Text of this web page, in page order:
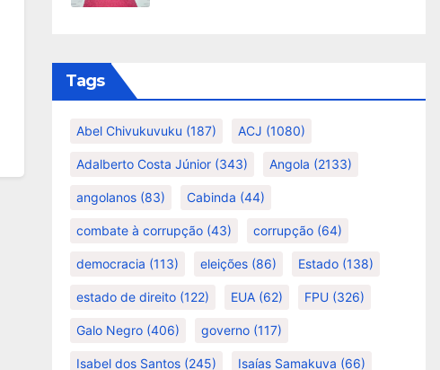
Tags
Abel Chivukuvuku (187) ACJ (1080)
Adalberto Costa Júnior (343) Angola (2133)
angolanos (83) Cabinda (44)
combate à corrupção (43) corrupção (64)
democracia (113) eleições (86) Estado (138)
estado de direito (122) EUA (62) FPU (326)
Galo Negro (406) governo (117)
Isabel dos Santos (245) Isaías Samakuva (66)